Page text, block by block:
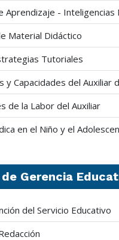
Aprendizaje - Inteligencias
Material Didáctico
Tutoriales
y Capacidades del Auxiliar
de la Labor del Auxiliar
en el Niño y el
Gerencia
del Servicio Educativo